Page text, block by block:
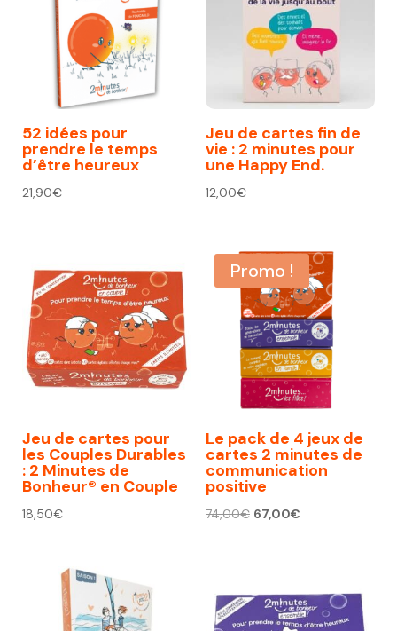
52 idées pour
prendre le temps
d’être heureux
21,90€
Jeu de cartes fin de
vie : 2 minutes pour
une Happy End.
12,00€
Jeu de cartes pour
les Couples Durables
: 2 Minutes de
Bonheur® en Couple
18,50€
Promo !
Le pack de 4 jeux de
cartes 2 minutes de
communication
positive
74,00€ Le
74,00€.
67,00€Le
67,00€.